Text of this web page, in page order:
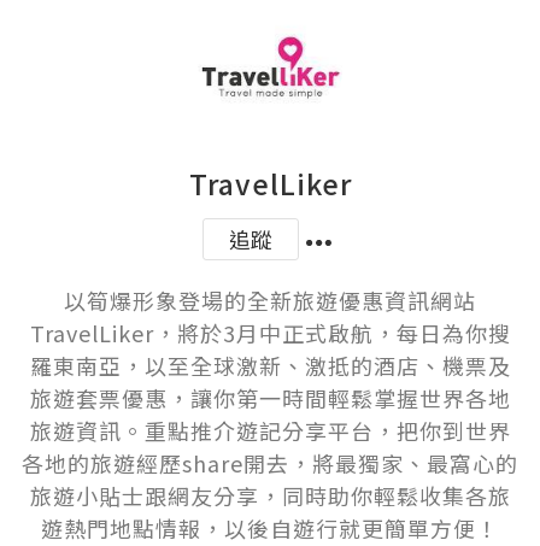
TravelLiker
追蹤
以筍爆形象登場的全新旅遊優惠資訊網站
TravelLiker，將於3月中正式啟航，每日為你搜
羅東南亞，以至全球激新、激抵的酒店、機票及
旅遊套票優惠，讓你第一時間輕鬆掌握世界各地
旅遊資訊。重點推介遊記分享平台，把你到世界
各地的旅遊經歷share開去，將最獨家、最窩心的
旅遊小貼士跟網友分享，同時助你輕鬆收集各旅
遊熱門地點情報，以後自遊行就更簡單方便！